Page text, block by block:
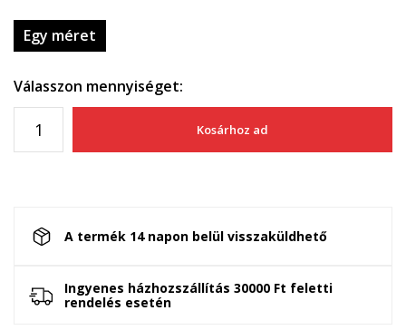
Egy méret
Válasszon mennyiséget:
Kosárhoz ad
A termék 14 napon belül visszaküldhető
Ingyenes házhozszállítás 30000 Ft feletti
rendelés esetén